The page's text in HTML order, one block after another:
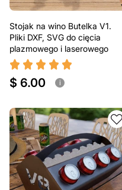
Stojak na wino Butelka V1.
Pliki DXF, SVG do cięcia
plazmowego i laserowego
$ 6.00 i